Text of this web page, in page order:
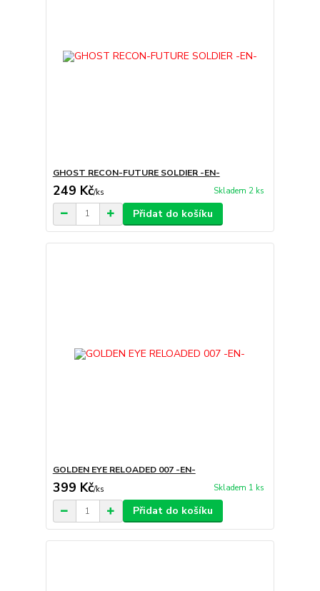
GHOST RECON-FUTURE SOLDIER -EN-
249 Kč/ks Skladem 2 ks
Přidat do košíku
GOLDEN EYE RELOADED 007 -EN-
399 Kč/ks Skladem 1 ks
Přidat do košíku